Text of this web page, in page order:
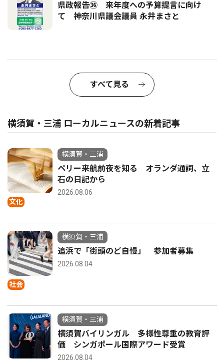
県政報告㊱ 来年度への予算提言に向け
て 神奈川県議会議員 永井まさと
すべて見る
横須賀・三浦 ローカルニュースの新着記事
文化
横須賀・三浦
ペリー来航前夜を知る オランダ通詞、立
石の日記から
2026.08.06
社会
横須賀・三浦
追浜で「街頭のど自慢」 参加者募集
2026.08.04
横須賀・三浦
横須賀バイリンガル 多様性尊重の教育評
価 シンガポール国際アワード受賞
2026.08.04